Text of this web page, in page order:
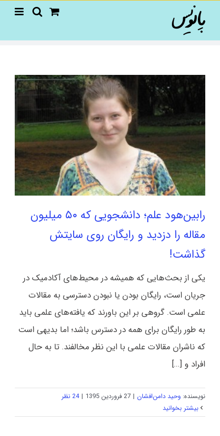
content
رابین‌هود علم؛ دانشجویی که ۵۰ میلیون
مقاله را دزدید و رایگان روی سایتش
گذاشت!
یکی از بحث‌هایی که همیشه در محیط‌های آکادمیک در
جریان است، رایگان بودن یا نبودن دسترسی به مقالات
علمی است. گروهی بر این باورند که یافته‌های علمی باید
به طور رایگان برای همه در دسترس باشد؛ اما بدیهی است
که ناشران مقالات علمی با این نظر مخالفند. تا به حال
افراد و [...]
نویسنده: وحید دامن‌افشان | 27 فروردین 1395 | 24 نظر
بیشتر بخوانید